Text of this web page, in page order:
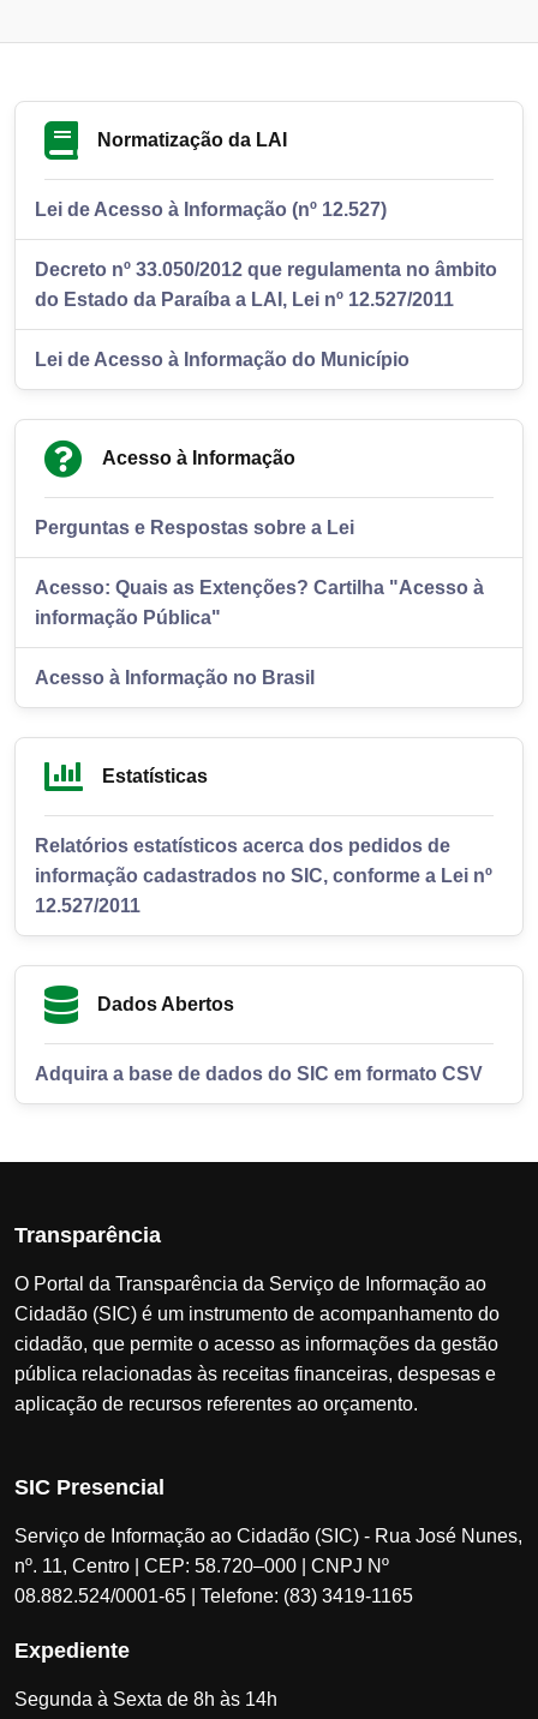
Normatização da LAI
Lei de Acesso à Informação (nº 12.527)
Decreto nº 33.050/2012 que regulamenta no âmbito
do Estado da Paraíba a LAI, Lei nº 12.527/2011
Lei de Acesso à Informação do Município
Acesso à Informação
Perguntas e Respostas sobre a Lei
Acesso: Quais as Extenções? Cartilha "Acesso à
informação Pública"
Acesso à Informação no Brasil
Estatísticas
Relatórios estatísticos acerca dos pedidos de
informação cadastrados no SIC, conforme a Lei nº
12.527/2011
Dados Abertos
Adquira a base de dados do SIC em formato CSV
Transparência
O Portal da Transparência da Serviço de Informação ao
Cidadão (SIC) é um instrumento de acompanhamento do
cidadão, que permite o acesso as informações da gestão
pública relacionadas às receitas financeiras, despesas e
aplicação de recursos referentes ao orçamento.
SIC Presencial
Serviço de Informação ao Cidadão (SIC) - Rua José Nunes,
nº. 11, Centro | CEP: 58.720–000 | CNPJ Nº
08.882.524/0001-65 | Telefone: (83) 3419-1165
Expediente
Segunda à Sexta de 8h às 14h